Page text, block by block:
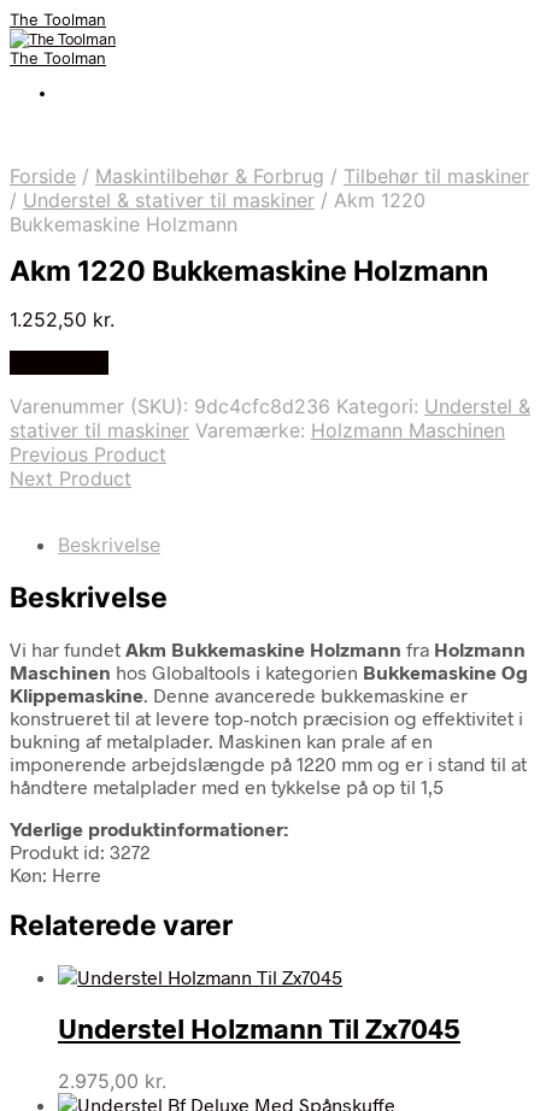
The Toolman
The Toolman
Forside / Maskintilbehør & Forbrug / Tilbehør til maskiner
/ Understel & stativer til maskiner / Akm 1220
Bukkemaskine Holzmann
Akm 1220 Bukkemaskine Holzmann
1.252,50 kr.
Varenummer (SKU): 9dc4cfc8d236 Kategori: Understel &
stativer til maskiner Varemærke: Holzmann Maschinen
Previous Product
Next Product
Beskrivelse
Beskrivelse
Vi har fundet Akm Bukkemaskine Holzmann fra Holzmann
Maschinen hos Globaltools i kategorien Bukkemaskine Og
Klippemaskine. Denne avancerede bukkemaskine er
konstrueret til at levere top-notch præcision og effektivitet i
bukning af metalplader. Maskinen kan prale af en
imponerende arbejdslængde på 1220 mm og er i stand til at
håndtere metalplader med en tykkelse på op til 1,5
Yderlige produktinformationer:
Produkt id: 3272
Køn: Herre
Relaterede varer
Understel Holzmann Til Zx7045
2.975,00 kr.